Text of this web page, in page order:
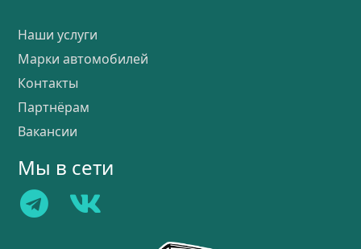
Наши услуги
Марки автомобилей
Контакты
Партнёрам
Вакансии
Мы в сети